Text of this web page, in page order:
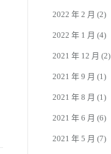
2022 年 2 月 (2)
2022 年 1 月 (4)
2021 年 12 月 (2)
2021 年 9 月 (1)
2021 年 8 月 (1)
2021 年 6 月 (6)
2021 年 5 月 (7)